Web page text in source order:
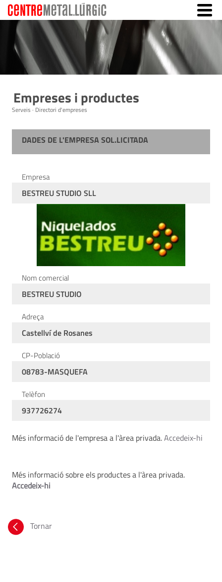
Empreses i productes
Serveis · Directori d'empreses
DADES DE L'EMPRESA SOL.LICITADA
Empresa
BESTREU STUDIO SLL
Nom comercial
BESTREU STUDIO
Adreça
Castellví de Rosanes
CP-Població
08783-MASQUEFA
Telèfon
937726274
Més informació de l'empresa a l'àrea privada.Accedeix-hi
Més informació sobre els productes a l'àrea privada.
Accedeix-hi
Tornar